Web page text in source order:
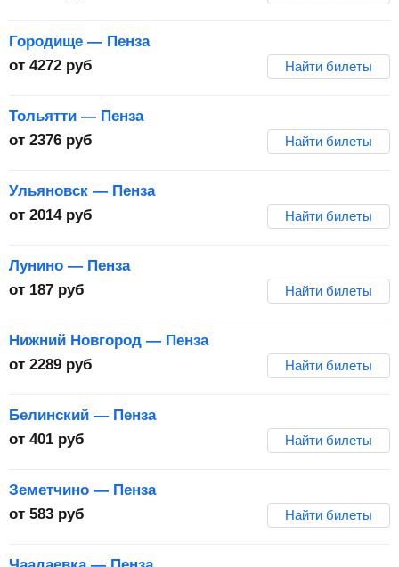
Городище — Пенза
от 4272 руб Найти билеты
Тольятти — Пенза
от 2376 руб Найти билеты
Ульяновск — Пенза
от 2014 руб Найти билеты
Лунино — Пенза
от 187 руб Найти билеты
Нижний Новгород — Пенза
от 2289 руб Найти билеты
Белинский — Пенза
от 401 руб Найти билеты
Земетчино — Пенза
от 583 руб Найти билеты